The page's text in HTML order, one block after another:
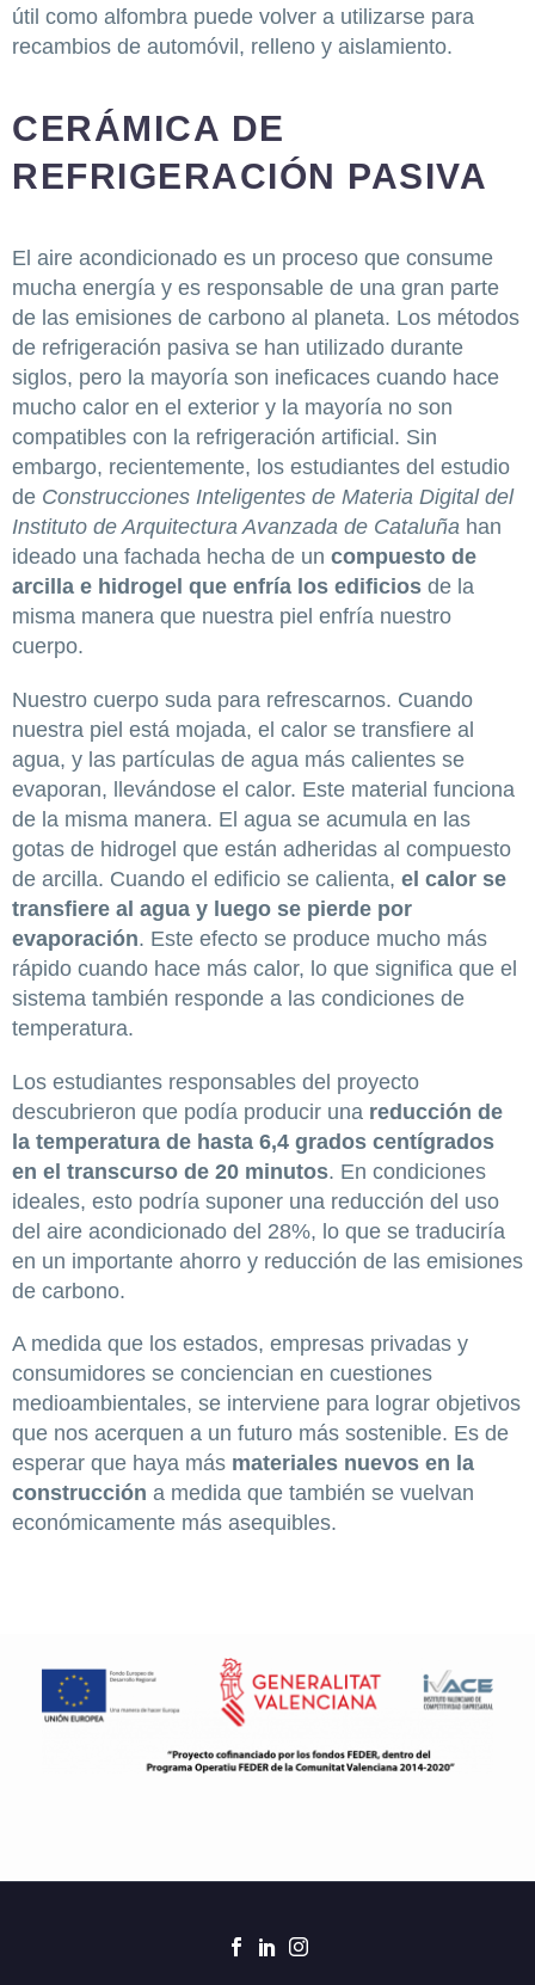
útil como alfombra puede volver a utilizarse para
recambios de automóvil, relleno y aislamiento.
CERÁMICA DE
REFRIGERACIÓN PASIVA
El aire acondicionado es un proceso que consume
mucha energía y es responsable de una gran parte
de las emisiones de carbono al planeta. Los métodos
de refrigeración pasiva se han utilizado durante
siglos, pero la mayoría son ineficaces cuando hace
mucho calor en el exterior y la mayoría no son
compatibles con la refrigeración artificial. Sin
embargo, recientemente, los estudiantes del estudio
de Construcciones Inteligentes de Materia Digital del
Instituto de Arquitectura Avanzada de Cataluña han
ideado una fachada hecha de un compuesto de
arcilla e hidrogel que enfría los edificios de la
misma manera que nuestra piel enfría nuestro
cuerpo.
Nuestro cuerpo suda para refrescarnos. Cuando
nuestra piel está mojada, el calor se transfiere al
agua, y las partículas de agua más calientes se
evaporan, llevándose el calor. Este material funciona
de la misma manera. El agua se acumula en las
gotas de hidrogel que están adheridas al compuesto
de arcilla. Cuando el edificio se calienta, el calor se
transfiere al agua y luego se pierde por
evaporación. Este efecto se produce mucho más
rápido cuando hace más calor, lo que significa que el
sistema también responde a las condiciones de
temperatura.
Los estudiantes responsables del proyecto
descubrieron que podía producir una reducción de
la temperatura de hasta 6,4 grados centígrados
en el transcurso de 20 minutos. En condiciones
ideales, esto podría suponer una reducción del uso
del aire acondicionado del 28%, lo que se traduciría
en un importante ahorro y reducción de las emisiones
de carbono.
A medida que los estados, empresas privadas y
consumidores se conciencian en cuestiones
medioambientales, se interviene para lograr objetivos
que nos acerquen a un futuro más sostenible. Es de
esperar que haya más materiales nuevos en la
construcción a medida que también se vuelvan
económicamente más asequibles.